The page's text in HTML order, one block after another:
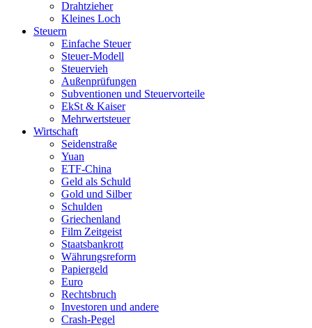
Drahtzieher
Kleines Loch
Steuern
Einfache Steuer
Steuer-Modell
Steuervieh
Außenprüfungen
Subventionen und Steuervorteile
EkSt & Kaiser
Mehrwertsteuer
Wirtschaft
Seidenstraße
Yuan
ETF-China
Geld als Schuld
Gold und Silber
Schulden
Griechenland
Film Zeitgeist
Staatsbankrott
Währungsreform
Papiergeld
Euro
Rechtsbruch
Investoren und andere
Crash-Pegel